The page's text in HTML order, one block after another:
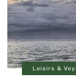
Loisirs &